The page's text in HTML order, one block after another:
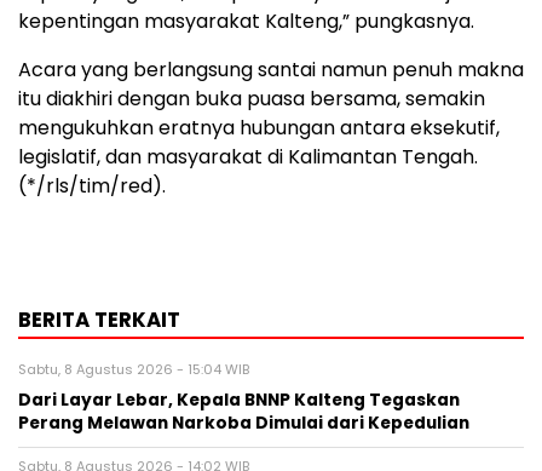
kepentingan masyarakat Kalteng,” pungkasnya.
Acara yang berlangsung santai namun penuh makna
itu diakhiri dengan buka puasa bersama, semakin
mengukuhkan eratnya hubungan antara eksekutif,
legislatif, dan masyarakat di Kalimantan Tengah.
(*/rls/tim/red).
BERITA TERKAIT
Sabtu, 8 Agustus 2026 - 15:04 WIB
Dari Layar Lebar, Kepala BNNP Kalteng Tegaskan
Perang Melawan Narkoba Dimulai dari Kepedulian
Sabtu, 8 Agustus 2026 - 14:02 WIB